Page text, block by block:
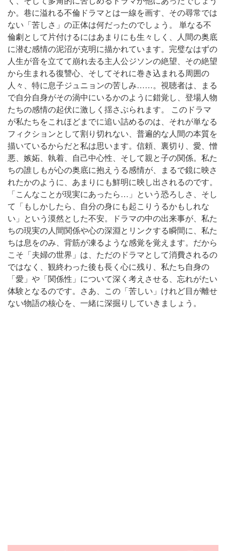
か。巷に溢れる不倫ドラマとは一線を画す、その尋常では
ない「苦しさ」の正体は何だったのでしょう。 単なる不
倫劇として片付けるにはあまりにも生々しく、人間の奥底
に潜む感情の泥沼が克明に描かれています。完璧なはずの
人生が音を立てて崩れ去る主人公ジソンの絶望、その絶望
から生まれる復讐心、そしてそれに巻き込まれる周囲の
人々、特に息子ジュニョンの苦しみ……。視聴者は、まる
で自分自身がその渦中にいるかのように錯覚し、登場人物
たちの感情の起伏に激しく揺さぶられます。 このドラマ
が私たちをこれほどまでに追い詰めるのは、それが単なる
フィクションとして割り切れない、普遍的な人間の本質を
描いているからだと私は思います。信頼、裏切り、愛、憎
悪、嫉妬、執着、自己中心性、そして親と子の関係。私た
ちの誰しもが心の奥底に抱えうる感情が、まるで鏡に映さ
れたかのように、あまりにも鮮明に映し出されるのです。
「こんなことが現実にあったら…」という恐ろしさ、そし
て「もしかしたら、自分の身にも起こりうるかもしれな
い」という漠然とした不安。ドラマの中の出来事が、私た
ちの現実の人間関係や心の深淵とリンクする瞬間に、私た
ちは息をのみ、背筋が凍るような感覚を覚えます。だから
こそ「夫婦の世界」は、ただのドラマとして消費されるの
ではなく、観終わった後も長く心に残り、私たち自身の
「愛」や「関係性」について深く考えさせる、忘れがたい
体験となるのです。さあ、この「苦しい」けれど目が離せ
ない物語の核心を、一緒に深掘りしていきましょう。